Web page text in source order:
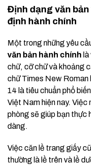
Định dạng văn
định hành chính
Một trong những yêu
văn bản hành chính
chữ, cỡ chữ và khoảng
chữ Times New Roman
14 là tiêu chuẩn phổ
Việt Nam hiện nay. Việc
phòng sẽ giúp bạn thực
dàng.
Việc căn lề trang giấy
thường là lề trên và lề